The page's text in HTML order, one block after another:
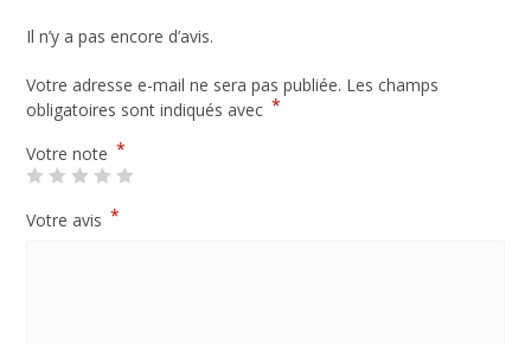
Il n’y a pas encore d’avis.
Votre adresse e-mail ne sera pas publiée. Les champs
obligatoires sont indiqués avec *
Votre note *
Votre avis *